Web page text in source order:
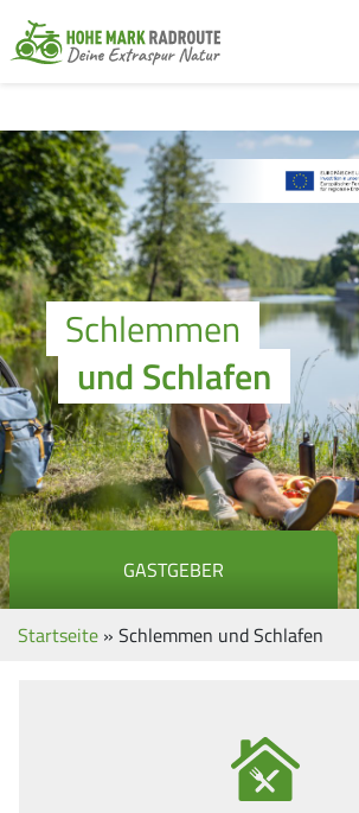
Schlemmen
und Schlafen
GASTGEBER
Startseite » Schlemmen und Schlafen